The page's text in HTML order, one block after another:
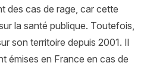
des cas de rage, car cette
la santé publique. Toutefois,
son territoire depuis 2001. Il
émises en France en cas de